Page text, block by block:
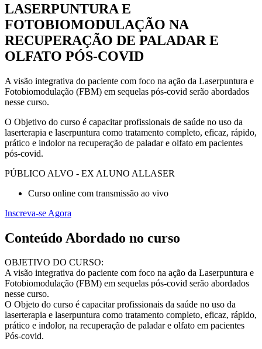
LASERPUNTURA E
FOTOBIOMODULAÇÃO NA
RECUPERAÇÃO DE PALADAR E
OLFATO PÓS-COVID
A visão integrativa do paciente com foco na ação da Laserpuntura e
Fotobiomodulação (FBM) em sequelas pós-covid serão abordados
nesse curso.
O Objetivo do curso é capacitar profissionais de saúde no uso da
laserterapia e laserpuntura como tratamento completo, eficaz, rápido,
prático e indolor na recuperação de paladar e olfato em pacientes
pós-covid.
PÚBLICO ALVO - EX ALUNO ALLASER
Curso online com transmissão ao vivo
Inscreva-se Agora
Conteúdo Abordado no curso
OBJETIVO DO CURSO:
A visão integrativa do paciente com foco na ação da Laserpuntura e
Fotobiomodulação (FBM) em sequelas pós-covid serão abordados
nesse curso.
O Objeto do curso é capacitar profissionais da saúde no uso da
laserterapia e laserpuntura como tratamento completo, eficaz, rápido,
prático e indolor, na recuperação de paladar e olfato em pacientes
Pós-covid.